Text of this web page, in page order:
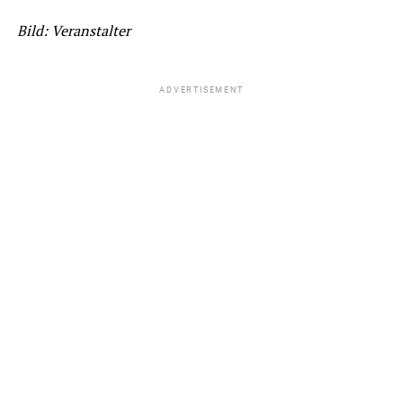
Bild: Veranstalter
ADVERTISEMENT